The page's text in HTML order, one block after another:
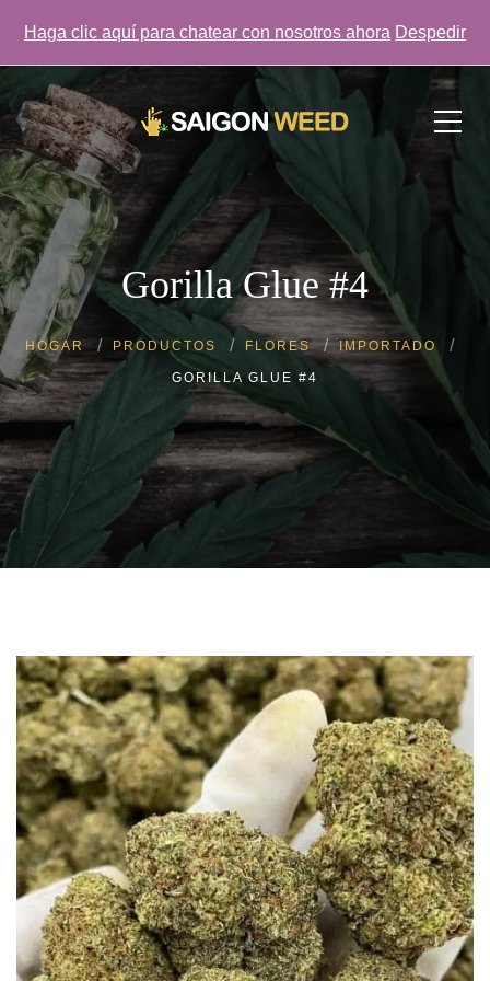
¡Haga clic aquí para chatear con nosotros AHORA!
Gorilla Glue #4
HOGAR PRODUCTOS FLORES IMPORTADO
GORILLA GLUE #4
Haga clic aquí para chatear con nosotros ahora Despedir